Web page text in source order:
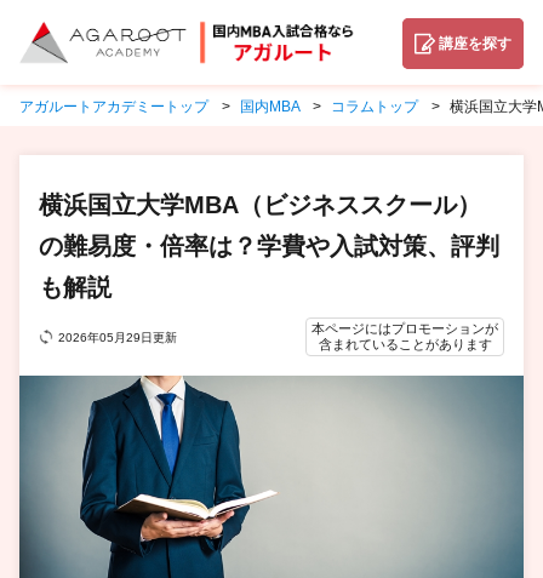
講座を探す
アガルートアカデミートップ 国内MBA コラムトップ 横浜国立大学
横浜国立大学MBA（ビジネススクール）
の難易度・倍率は？学費や入試対策、評判
も解説
2026年05月29日更新
本ページにはプロモーションが
含まれていることがあります